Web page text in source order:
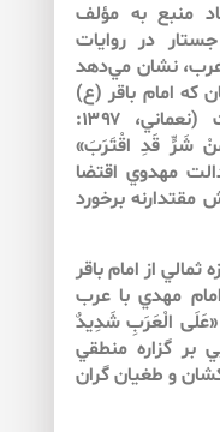
منبع به مؤلف
در روايات
عرب، نشان مي‌دهد
كه امام باقر (ع)
فرموده‌اند با طغيان‌گران عرب است (نعماني، ۱۳۹۷:
مِنْ شَرٍّ قَدِ اقْتَرَبَ»
مهدوي اقتضا
مقتدارنه برخورد
از امام باقر
مهدي با عرب
ص۲۳۵). تعبير «عَلَى الْعَرَبِ شَدِيدٌ
بر گزاره منطقي
و طغيان گران